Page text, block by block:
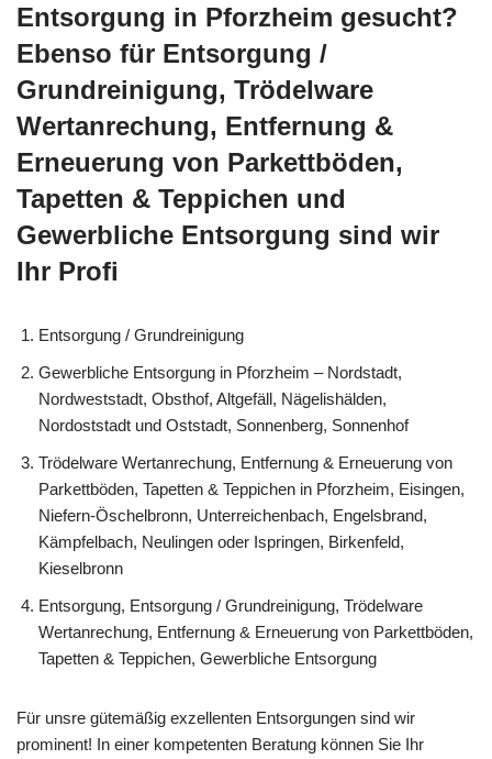
Entsorgung in Pforzheim gesucht?
Ebenso für Entsorgung /
Grundreinigung, Trödelware
Wertanrechung, Entfernung &
Erneuerung von Parkettböden,
Tapetten & Teppichen und
Gewerbliche Entsorgung sind wir
Ihr Profi
Entsorgung / Grundreinigung
Gewerbliche Entsorgung in Pforzheim – Nordstadt,
Nordweststadt, Obsthof, Altgefäll, Nägelishälden,
Nordoststadt und Oststadt, Sonnenberg, Sonnenhof
Trödelware Wertanrechung, Entfernung & Erneuerung von
Parkettböden, Tapetten & Teppichen in Pforzheim, Eisingen,
Niefern-Öschelbronn, Unterreichenbach, Engelsbrand,
Kämpfelbach, Neulingen oder Ispringen, Birkenfeld,
Kieselbronn
Entsorgung, Entsorgung / Grundreinigung, Trödelware
Wertanrechung, Entfernung & Erneuerung von Parkettböden,
Tapetten & Teppichen, Gewerbliche Entsorgung
Für unsre gütemäßig exzellenten Entsorgungen sind wir
prominent! In einer kompetenten Beratung können Sie Ihr